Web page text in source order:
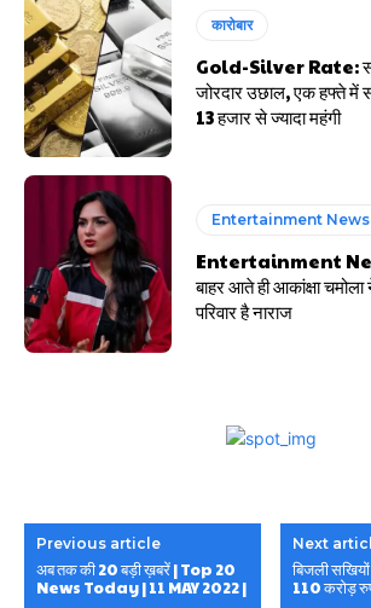
कारोबार
Gold-Silver Rate:
जोरदार उछाल, एक हफ्ते में
₹13 हजार से ज्यादा महंगी
Entertainment News
Entertainment
बाहर आते ही आकांक्षा
परिवार है नाराज
Previous article
अब तक की 20 बड़ी ख़बरें | Top 20
News Today | 11 MAY 2022 |
Next
बिजली
110 करोड़